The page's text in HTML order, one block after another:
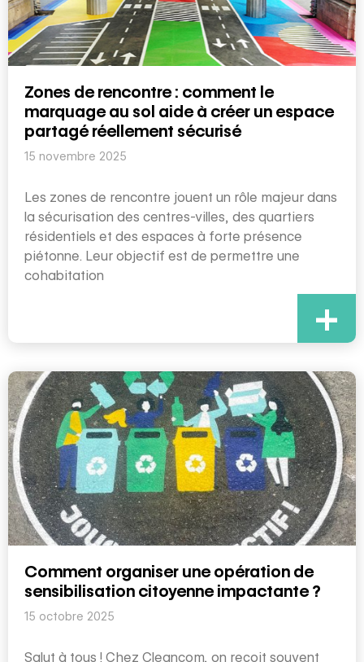
Zones de rencontre : comment le
marquage au sol aide à créer un espace
partagé réellement sécurisé
15 novembre 2025
Les zones de rencontre jouent un rôle majeur dans
la sécurisation des centres-villes, des quartiers
résidentiels et des espaces à forte présence
piétonne. Leur objectif est de permettre une
cohabitation
+
Comment organiser une opération de
sensibilisation citoyenne impactante ?
15 octobre 2025
Salut à tous ! Chez Cleancom, on reçoit souvent